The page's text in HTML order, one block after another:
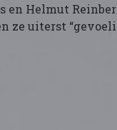
en Helmut
uiterst